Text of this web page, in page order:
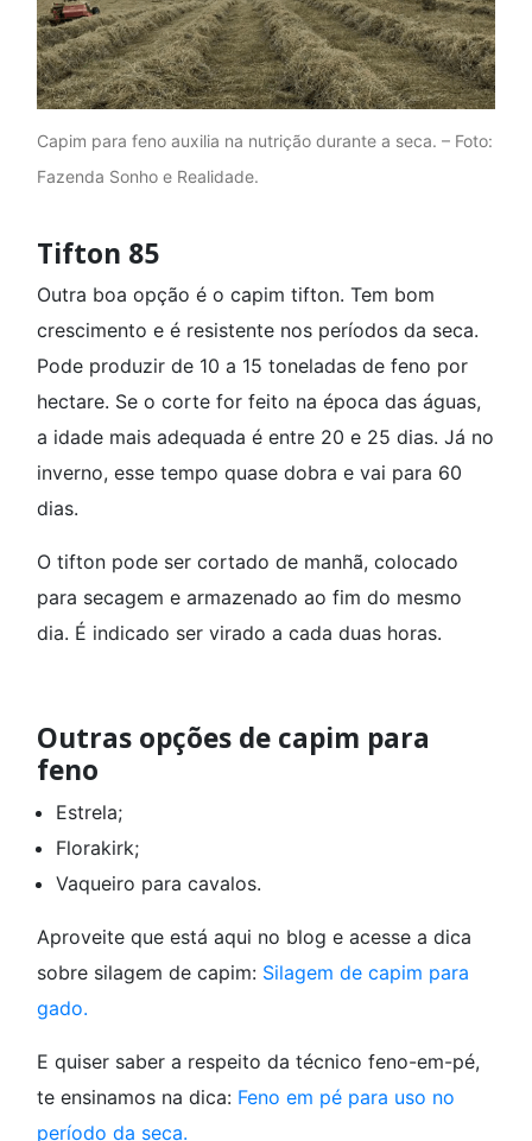
Capim para feno auxilia na nutrição durante a seca. – Foto:
Fazenda Sonho e Realidade.
Tifton 85
Outra boa opção é o capim tifton. Tem bom
crescimento e é resistente nos períodos da seca.
Pode produzir de 10 a 15 toneladas de feno por
hectare. Se o corte for feito na época das águas,
a idade mais adequada é entre 20 e 25 dias. Já no
inverno, esse tempo quase dobra e vai para 60
dias.
O tifton pode ser cortado de manhã, colocado
para secagem e armazenado ao fim do mesmo
dia. É indicado ser virado a cada duas horas.
Outras opções de capim para
feno
Estrela;
Florakirk;
Vaqueiro para cavalos.
Aproveite que está aqui no blog e acesse a dica
sobre silagem de capim: Silagem de capim para
gado.
E quiser saber a respeito da técnico feno-em-pé,
te ensinamos na dica: Feno em pé para uso no
período da seca.